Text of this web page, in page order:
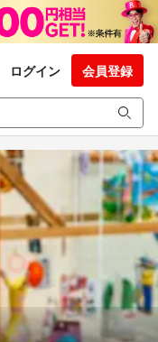
ログイン 会員登録